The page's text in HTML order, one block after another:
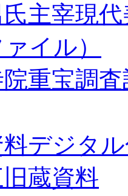
主宰現
イル）
重宝調
デジタ
蔵資料